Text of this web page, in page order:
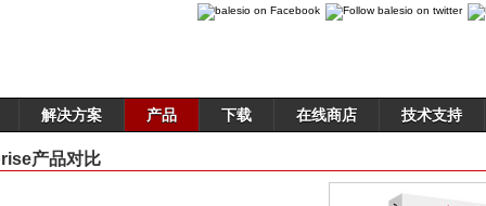
解决方案 产品 下载 在线商店 技术支持
产品对比